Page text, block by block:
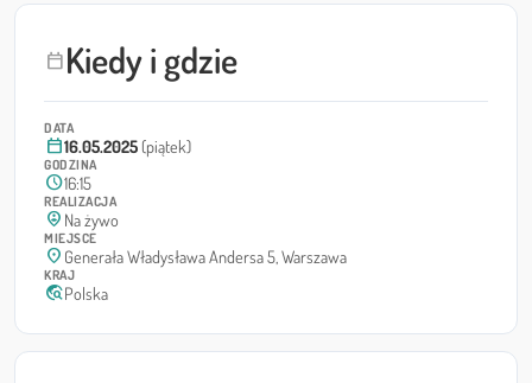
calendar_todayKiedy i gdzie
DATA
calendar_today16.05.2025 (piątek)
GODZINA
schedule16:15
REALIZACJA
person_pin_circle Na żywo
MIEJSCE
location_on Generała Władysława Andersa 5, Warszawa
KRAJ
travel_explorePolska